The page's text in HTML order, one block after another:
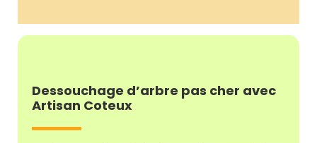
Dessouchage d’arbre pas cher avec
Artisan Coteux